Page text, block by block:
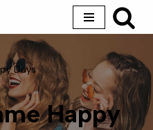
Days
Happy